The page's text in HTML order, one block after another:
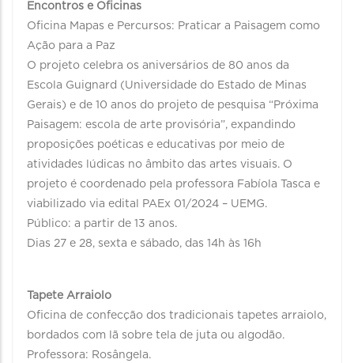
Encontros e Oficinas
Oficina Mapas e Percursos: Praticar a Paisagem como
Ação para a Paz
O projeto celebra os aniversários de 80 anos da
Escola Guignard (Universidade do Estado de Minas
Gerais) e de 10 anos do projeto de pesquisa “Próxima
Paisagem: escola de arte provisória”, expandindo
proposições poéticas e educativas por meio de
atividades lúdicas no âmbito das artes visuais. O
projeto é coordenado pela professora Fabíola Tasca e
viabilizado via edital PAEx 01/2024 – UEMG.
Público: a partir de 13 anos.
Dias 27 e 28, sexta e sábado, das 14h às 16h
Tapete Arraiolo
Oficina de confecção dos tradicionais tapetes arraiolo,
bordados com lã sobre tela de juta ou algodão.
Professora: Rosângela.